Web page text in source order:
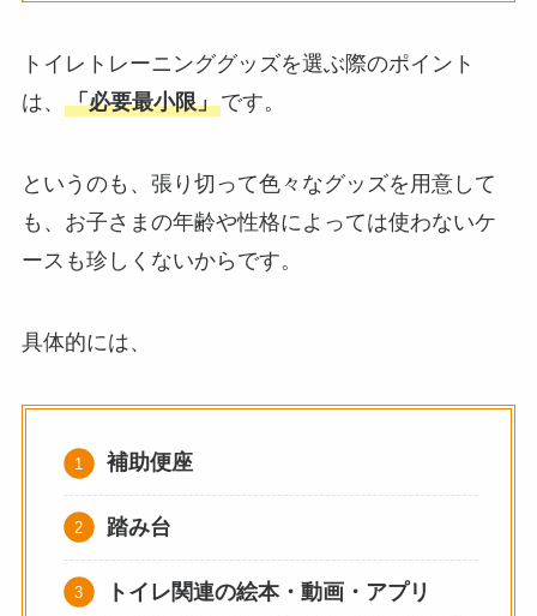
トイレトレーニンググッズを選ぶ際のポイント
は、 「必要最小限」です。
というのも、張り切って色々なグッズを用意して
も、お子さまの年齢や性格によっては使わないケ
ースも珍しくないからです。
具体的には、
補助便座
踏み台
トイレ関連の絵本・動画・アプリ